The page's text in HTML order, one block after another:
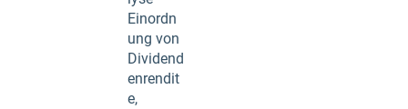
Einordn
ung von
Dividend
enrendit
e,